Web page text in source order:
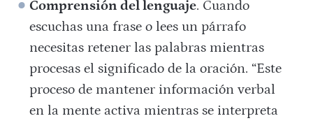
Comprensión del lenguaje. Cuando
escuchas una frase o lees un párrafo
necesitas retener las palabras mientras
procesas el significado de la oración. “Este
proceso de mantener información verbal
en la mente activa mientras se interpreta